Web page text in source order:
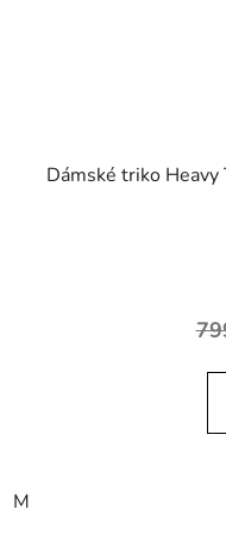
Dámské triko
M